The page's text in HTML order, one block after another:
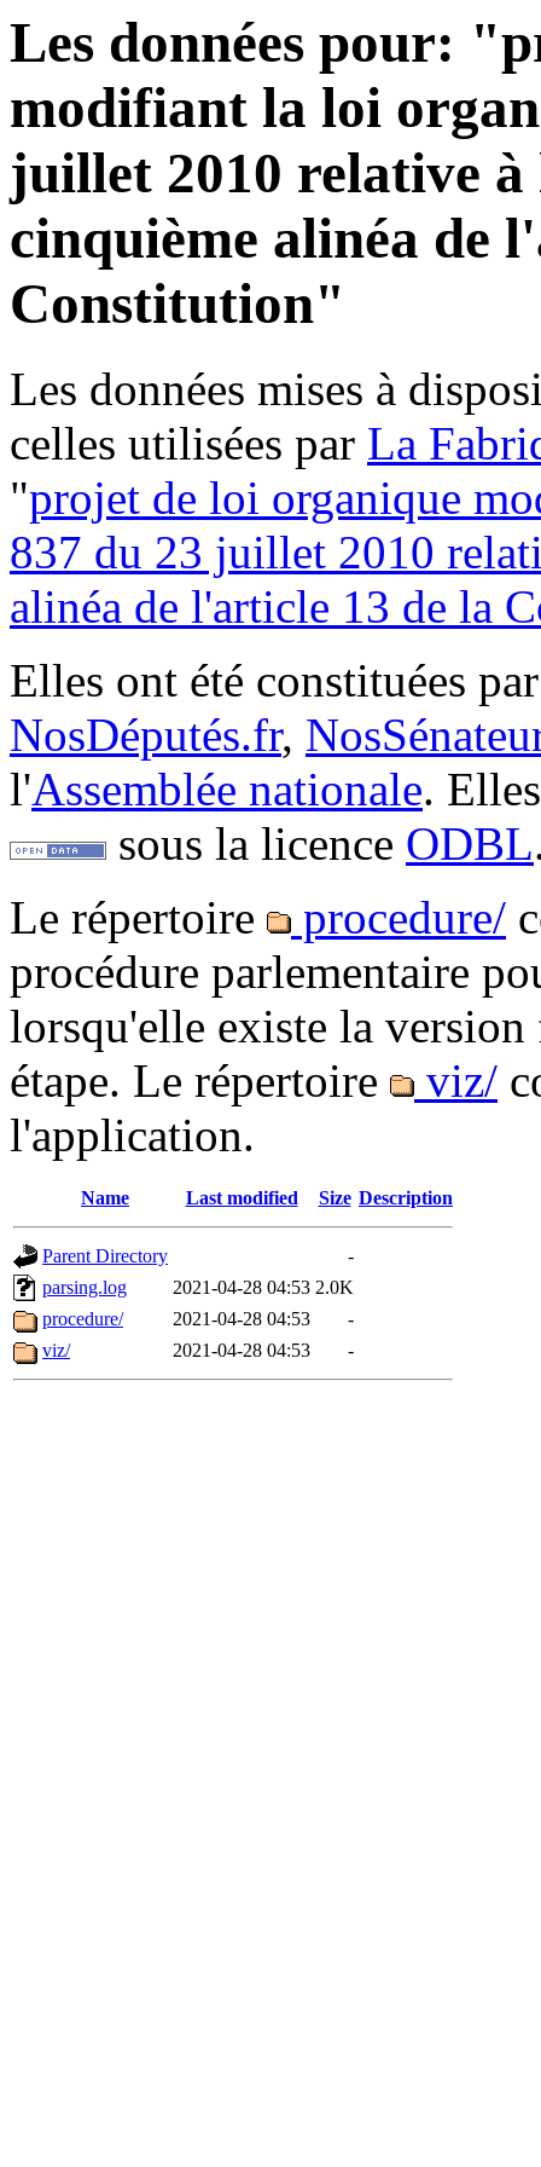
Les données pour:
modifiant la loi
juillet 2010 relative
cinquième alinéa de
Constitution"
Les données mises à
celles utilisées par La
"projet de loi organique
837 du 23 juillet 2010
alinéa de l'article 13 de la
Elles ont été constituées
NosDéputés.fr,
l'Assemblée nationale.
sous la licence ODBL
Le répertoire
procedure/
procédure parlementaire
lorsqu'elle existe la
étape. Le répertoire
viz/
l'application.
Name Last modified Size Description
Parent Directory
-
parsing.log
2021-04-28 04:53 2.0K
procedure/
2021-04-28 04:53
-
viz/
2021-04-28 04:53 -